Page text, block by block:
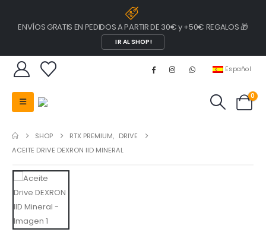
ENVÍOS GRATIS EN PEDIDOS A PARTIR DE 30€ y +50€ REGALOS 🎁
IR AL SHOP!
Español
0
SHOP RTX PREMIUM, DRIVE
ACEITE DRIVE DEXRON IID MINERAL